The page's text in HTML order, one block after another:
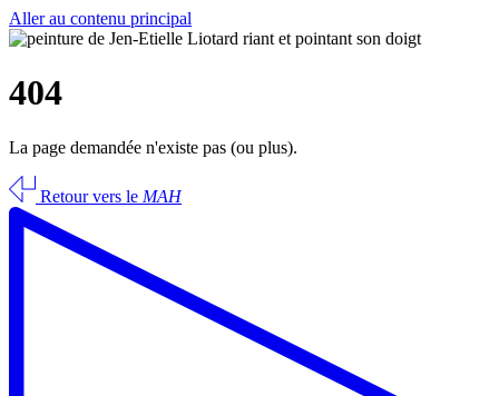
Aller au contenu principal
404
La page demandée n'existe pas (ou plus).
Retour vers le MAH